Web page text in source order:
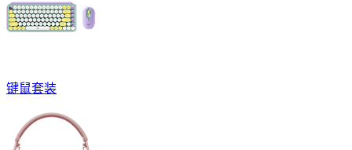
键鼠套装